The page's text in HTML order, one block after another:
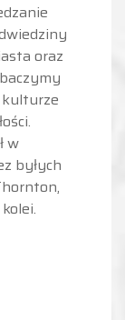
oraz
w
byłych